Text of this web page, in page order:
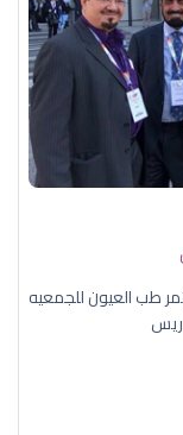
طب العيون للجمعيه